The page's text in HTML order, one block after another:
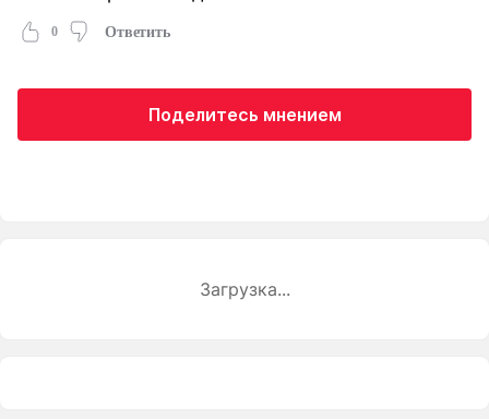
0 Ответить
Поделитесь мнением
Загрузка...